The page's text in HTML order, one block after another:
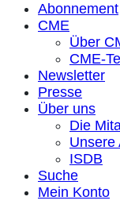
Abonnement
CME
Über
CME-
Newsletter
Presse
Über uns
Die
Unsere
ISDB
Suche
Mein Konto